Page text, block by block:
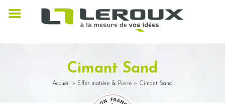
Cimant Sand
Accueil » Effet matière & Pierre » Cimant Sand